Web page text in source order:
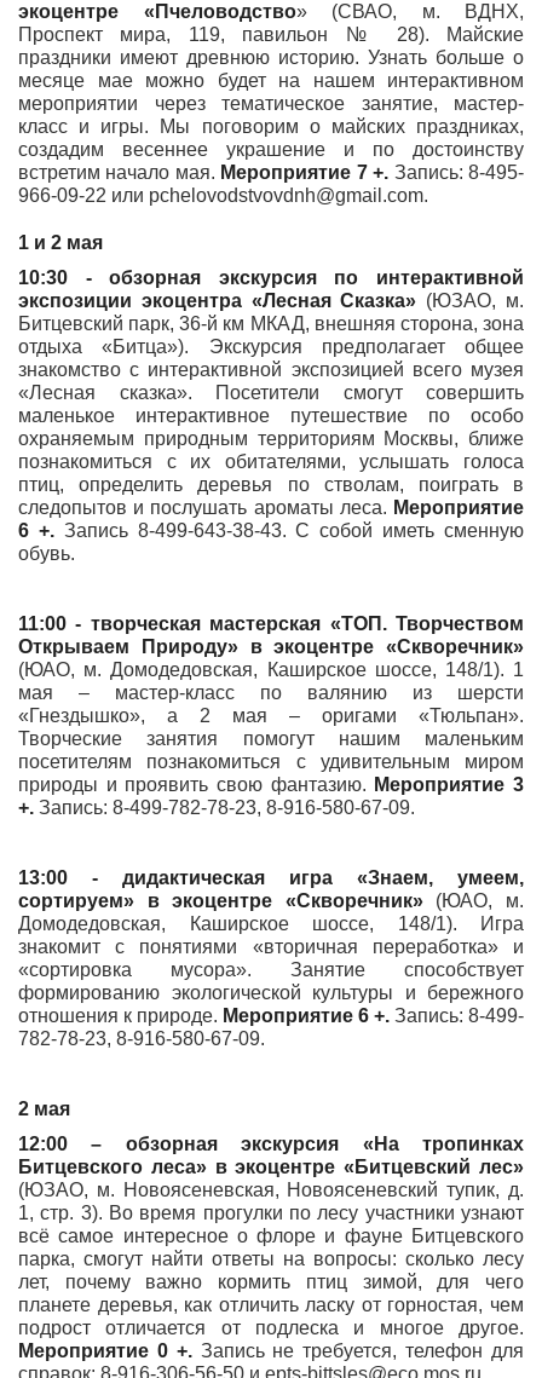
экоцентре «Пчеловодство» (СВАО, м. ВДНХ,
Проспект мира, 119, павильон № 28). Майские
праздники имеют древнюю историю. Узнать больше о
месяце мае можно будет на нашем интерактивном
мероприятии через тематическое занятие, мастер-
класс и игры. Мы поговорим о майских праздниках,
создадим весеннее украшение и по достоинству
встретим начало мая. Мероприятие 7 +. Запись: 8-495-
966-09-22 или pchelovodstvovdnh@gmail.com.
1 и 2 мая
10:30 - обзорная экскурсия по интерактивной
экспозиции экоцентра «Лесная Сказка» (ЮЗАО, м.
Битцевский парк, 36-й км МКАД, внешняя сторона, зона
отдыха «Битца»). Экскурсия предполагает общее
знакомство с интерактивной экспозицией всего музея
«Лесная сказка». Посетители смогут совершить
маленькое интерактивное путешествие по особо
охраняемым природным территориям Москвы, ближе
познакомиться с их обитателями, услышать голоса
птиц, определить деревья по стволам, поиграть в
следопытов и послушать ароматы леса. Мероприятие
6 +.Запись 8-499-643-38-43. С собой иметь сменную
обувь.
11:00 - творческая мастерская «ТОП. Творчеством
Открываем Природу» вэкоцентре «Скворечник»
(ЮАО, м. Домодедовская, Каширское шоссе, 148/1). 1
мая – мастер-класс по валянию из шерсти
«Гнездышко», а 2 мая – оригами «Тюльпан».
Творческие занятия помогут нашим маленьким
посетителям познакомиться с удивительным миром
природы и проявить свою фантазию. Мероприятие 3
+. Запись: 8-499-782-78-23, 8-916-580-67-09.
13:00 - дидактическая игра «Знаем, умеем,
сортируем»
вэкоцентре «Скворечник»(ЮАО, м.
Домодедовская, Каширское шоссе, 148/1). Игра
знакомит с понятиями «вторичная переработка» и
«сортировка мусора». Занятие способствует
формированию экологической культуры и бережного
отношения к природе. Мероприятие 6 +. Запись: 8-499-
782-78-23, 8-916-580-67-09.
2 мая
12:00 – обзорная экскурсия «На тропинках
Битцевского леса» в экоцентре «Битцевский лес»
(ЮЗАО, м. Новоясеневская, Новоясеневский тупик, д.
1, стр. 3). Во время прогулки по лесу участники узнают
всё самое интересное о флоре и фауне Битцевского
парка, смогут найти ответы на вопросы: сколько лесу
лет, почему важно кормить птиц зимой, для чего
планете деревья, как отличить ласку от горностая, чем
подрост отличается от подлеска и многое другое.
Мероприятие 0 +. Запись не требуется, телефон для
справок: 8-916-306-56-50 и epts-bittsles@eco.mos.ru.